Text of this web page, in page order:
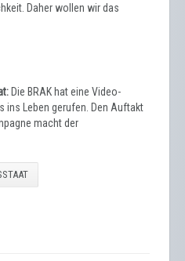
Daher wollen wir das
Die BRAK hat eine Video-
ins Leben gerufen. Den Auftakt
macht der